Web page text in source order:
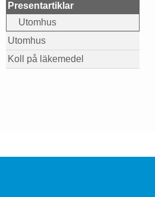
Presentartiklar
Utomhus
Utomhus
Koll på läkemedel